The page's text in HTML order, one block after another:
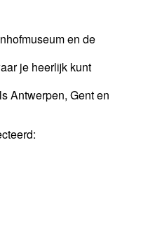
en de
je heerlijk kunt
Antwerpen, Gent en